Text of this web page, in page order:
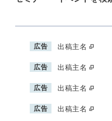
広告 出稿主名
広告 出稿主名
広告 出稿主名
広告 出稿主名